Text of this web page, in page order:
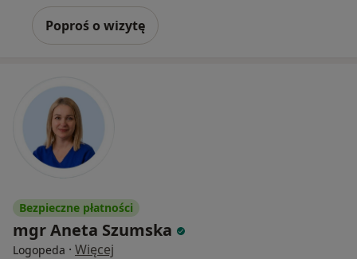
Poproś o wizytę
Bezpieczne płatności
mgr Aneta Szumska
Logopeda · Więcej